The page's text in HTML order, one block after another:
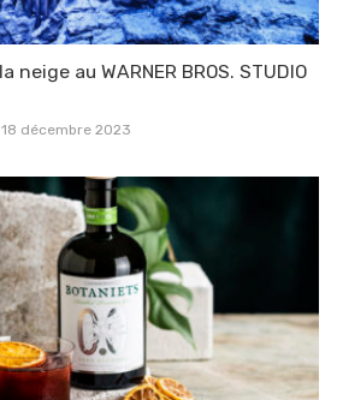
neige au WARNER BROS. STUDIO
18 décembre 2023